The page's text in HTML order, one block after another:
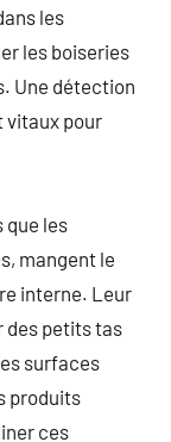
les
les boiseries
Une détection
vitaux pour
que les
mangent le
interne. Leur
des petits tas
surfaces
produits
ces